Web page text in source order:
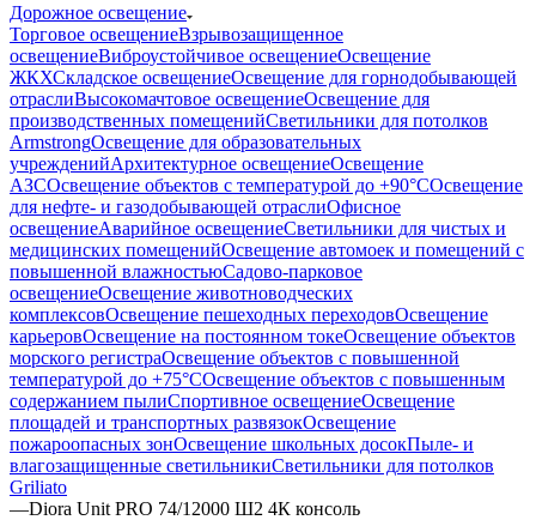
Дорожное освещение
Торговое освещениеВзрывозащищенное
освещениеВиброустойчивое освещениеОсвещение
ЖКХСкладское освещениеОсвещение для горнодобывающей
отраслиВысокомачтовое освещениеОсвещение для
производственных помещенийСветильники для потолков
ArmstrongОсвещение для образовательных
учрежденийАрхитектурное освещениеОсвещение
АЗСОсвещение объектов с температурой до +90°СОсвещение
для нефте- и газодобывающей отраслиОфисное
освещениеАварийное освещениеСветильники для чистых и
медицинских помещенийОсвещение автомоек и помещений с
повышенной влажностьюСадово-парковое
освещениеОсвещение животноводческих
комплексовОсвещение пешеходных переходовОсвещение
карьеровОсвещение на постоянном токеОсвещение объектов
морского регистраОсвещение объектов с повышенной
температурой до +75°CОсвещение объектов с повышенным
содержанием пылиСпортивное освещениеОсвещение
площадей и транспортных развязокОсвещение
пожароопасных зонОсвещение школьных досокПыле- и
влагозащищенные светильникиСветильники для потолков
Griliato
—Diora Unit PRO 74/12000 Ш2 4К консоль